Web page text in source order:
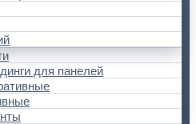
для панелей